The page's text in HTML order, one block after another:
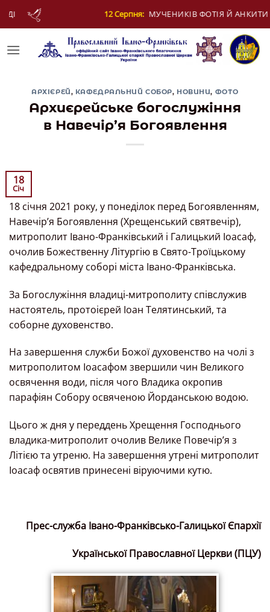
ФОТІЯ Й АНКИТИ ТА БАГАТЬОХ ІЗ НИМИ
АРХІЄРЕЙ, КАФЕДРАЛЬНИЙ СОБОР, НОВИНИ, ФОТО
Архиєрейське богослужіння
в Навечір’я Богоявлення
18
Січ
18 січня 2021 року, у понеділок перед Богоявленням,
Навечір’я Богоявлення (Хрещенський святвечір),
митрополит Івано-Франківський і Галицький Іоасаф,
очолив Божественну Літургію в Свято-Троїцькому
кафедральному соборі міста Івано-Франківська.
За Богослужіння владиці-митрополиту співслужив
настоятель, протоієрей Іоан Телятинський, та
соборне духовенство.
На завершення служби Божої духовенство на чолі з
митрополитом Іоасафом звершили чин Великого
освячення води, після чого Владика окропив
парафіян Собору освяченою Йорданською водою.
Цього ж дня у переддень Хрещення Господнього
владика-митрополит очолив Велике Повечір’я з
Літією та утреню. На завершення утрені митрополит
Іоасаф освятив принесені віруючими кутю.
Прес-служба Івано-Франківсько-Галицької Єпархії
Української Православної Церкви (ПЦУ)